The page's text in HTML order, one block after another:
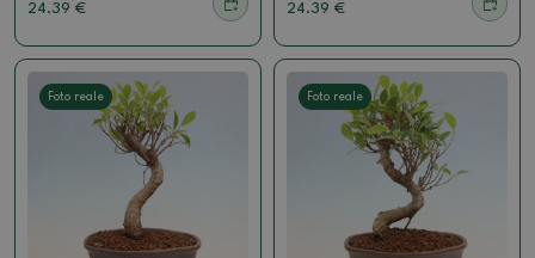
24.39 € 24.39 €
Foto reale Foto reale